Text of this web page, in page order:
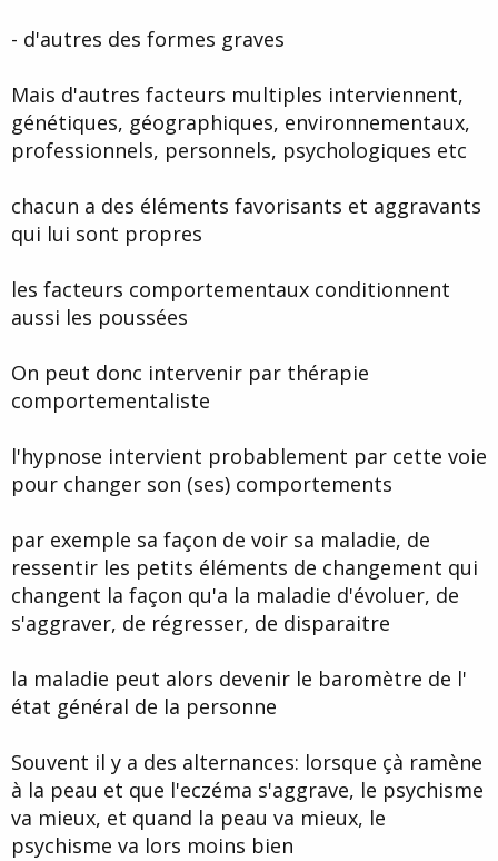
- d'autres des formes graves
Mais d'autres facteurs multiples interviennent,
génétiques, géographiques, environnementaux,
professionnels, personnels, psychologiques etc
chacun a des éléments favorisants et aggravants
qui lui sont propres
les facteurs comportementaux conditionnent
aussi les poussées
On peut donc intervenir par thérapie
comportementaliste
l'hypnose intervient probablement par cette voie
pour changer son (ses) comportements
par exemple sa façon de voir sa maladie, de
ressentir les petits éléments de changement qui
changent la façon qu'a la maladie d'évoluer, de
s'aggraver, de régresser, de disparaitre
la maladie peut alors devenir le baromètre de l'
état général de la personne
Souvent il y a des alternances: lorsque çà ramène
à la peau et que l'eczéma s'aggrave, le psychisme
va mieux, et quand la peau va mieux, le
psychisme va lors moins bien